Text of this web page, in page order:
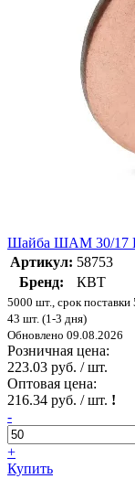
Шайба ШАМ 30/17
Артикул: 58753
Бренд:
КВТ
5000 шт., срок поставки
43 шт. (1-3 дня)
Обновлено 09.08.2026
Розничная цена:
223.03 руб. / шт.
Оптовая цена:
216.34 руб. / шт. !
-
+
Купить